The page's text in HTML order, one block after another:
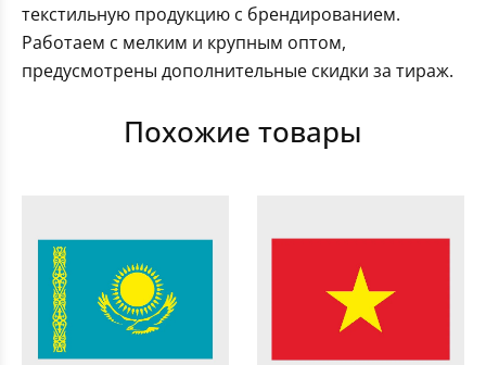
текстильную продукцию с брендированием.
Работаем с мелким и крупным оптом,
предусмотрены дополнительные скидки за тираж.
Похожие товары